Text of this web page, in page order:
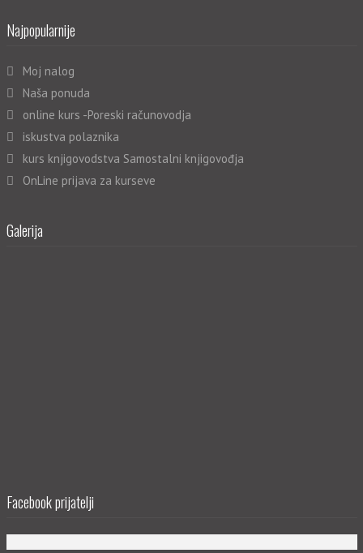
Najpopularnije
Moj nalog
Naša ponuda
online kurs -Poreski računovodja
iskustva polaznika
kurs knjigovodstva Samostalni knjigovođja
OnLine prijava za kurseve
Galerija
Facebook prijatelji